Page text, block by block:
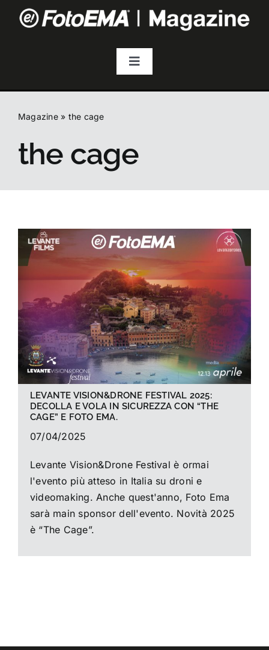
Toggle
Fotografia
Accessori
La foto del mese
Guide
Cerca
per:
Magazine» the cage
the cage
LEVANTE VISION&DRONE FESTIVAL 2025:
DECOLLA E VOLA IN SICUREZZA CON “THE
CAGE” E FOTO EMA.
07/04/2025
Levante Vision&Drone Festival è ormai
l'evento più atteso in Italia su droni e
videomaking. Anche quest'anno, Foto Ema
sarà main sponsor dell'evento. Novità 2025
è “The Cage”.